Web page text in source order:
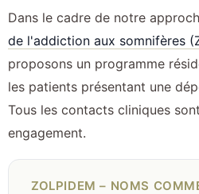
Dans le cadre de notre
de l'addiction aux somnifères
proposons un programme
les patients présentant une
Tous les contacts cliniques
engagement.
ZOLPIDEM – NOMS